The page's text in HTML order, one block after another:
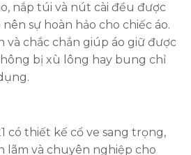
nắp túi và nút cài đều được
sự hoàn hảo cho chiếc áo.
và chắc chắn giúp áo giữ được
bị xù lông hay bung chỉ
có thiết kế cổ ve sang trọng,
lãm và chuyên nghiệp cho